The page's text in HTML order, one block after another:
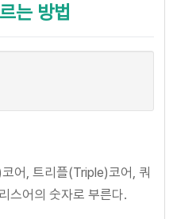
는 방법
어, 트리플(Triple)코어, 쿼
스어의 숫자로 부른다.